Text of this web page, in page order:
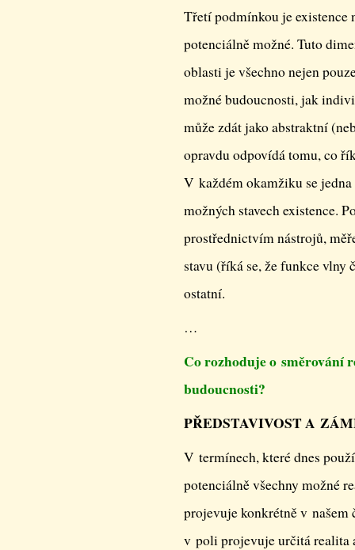
Třetí podmínkou je existence
potenciálně možné. Tuto
oblasti je všechno nejen
možné budoucnosti, jak
může zdát jako abstraktní
opravdu odpovídá tomu, co
V každém okamžiku se jedna
možných stavech existence.
prostřednictvím nástrojů,
stavu (říká se, že funkce vlny
ostatní.
…
Co rozhoduje o směrování
budoucnosti?
PŘEDSTAVIVOST A
V termínech, které dnes
potenciálně všechny možné
projevuje konkrétně v našem
v poli projevuje určitá realita